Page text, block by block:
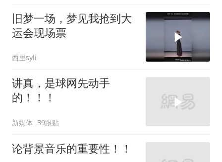
旧梦一场，梦见我抢到大
运会现场票
西里syli
讲真，是球网先动手
的！！！
新媒体 39跟贴
论背景音乐的重要性！！